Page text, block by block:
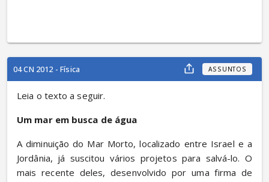
04 CN 2012 - Física ASSUNTOS
Leia o texto a seguir.
Um mar em busca de água
A diminuição do Mar Morto, localizado entre Israel e a
Jordânia, já suscitou vários projetos para salvá-lo. O
mais recente deles, desenvolvido por uma firma de